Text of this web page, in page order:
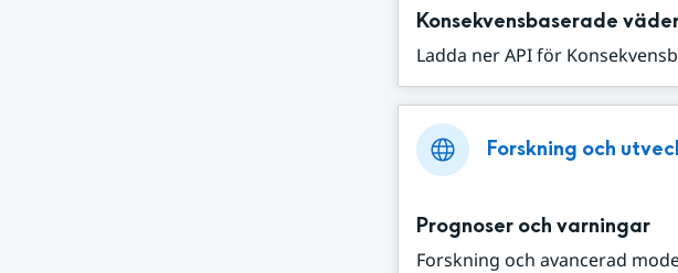
Konsekvensbaserade
Ladda ner API för
Forskning och
Prognoser och varningar
Forskning och avancerad